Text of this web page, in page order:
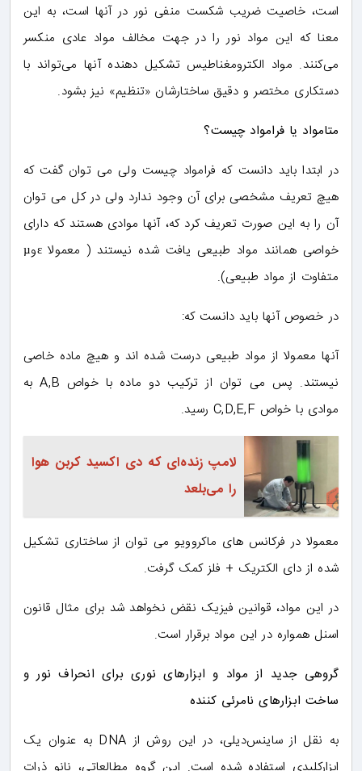
است، خاصیت ضریب شکست منفی نور در آنها است، به این
معنا که این مواد نور را در جهت مخالف مواد عادی منکسر
می‌کنند. مواد الکترومغناطیس تشکیل دهنده آنها می‌تواند با
دستکاری مختصر و دقیق ساختارشان «تنظیم» نیز بشود.
متامواد یا فرامواد چیست؟
در ابتدا باید دانست که فرامواد چیست ولی می توان گفت که
هیچ تعریف مشخصی برای آن وجود ندارد ولی در کل می توان
آن را به این صورت تعریف کرد که، آنها موادی هستند که دارای
خواصی همانند مواد طبیعی یافت شده نیستند ( معمولا εوµ
متفاوت از مواد طبیعی).
در خصوص آنها باید دانست که:
آنها معمولا از مواد طبیعی درست شده اند و هیچ ماده خاصی
نیستند. پس می توان از ترکیب دو ماده با خواص A,B به
موادی با خواص C,D,E,F رسید.
لامپ زنده‌ای که دی اکسید کربن هوا
را می‌بلعد
معمولا در فرکانس های ماکروویو می توان از ساختاری تشکیل
شده از دای الکتریک + فلز کمک گرفت.
در این مواد، قوانین فیزیک نقض نخواهد شد برای مثال قانون
اسنل همواره در این مواد برقرار است.
گروهی جدید از مواد و ابزارهای نوری برای انحراف نور و
ساخت ابزارهای نامرئی کننده
به نقل از ساینس‌دیلی، در این روش از DNA به عنوان یک